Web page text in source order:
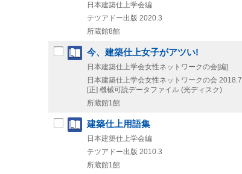
日本建築仕上学会編
テツアドー出版 2020.3
所蔵館8館
今、建築仕上女子がアツい!
日本建築仕上学会女性ネットワークの会[編]
日本建築仕上学会女性ネットワークの会 2018.7
[正] 機械可読データファイル (光ディスク)
所蔵館1館
建築仕上用語集
日本建築仕上学会編
テツアドー出版 2010.3
所蔵館1館